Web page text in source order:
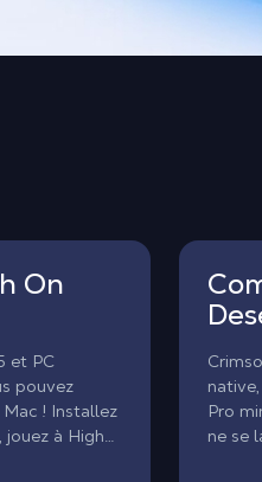
On
et PC
pouvez
! Installez
à High
Pro
ne se